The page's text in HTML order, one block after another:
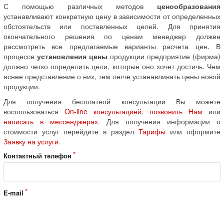
С помощью различных методов ценообразования
устанавливают конкретную цену в зависимости от определенных
обстоятельств или поставленных целей. Для принятия
окончательного решения по ценам менеджер должен
рассмотреть все предлагаемые варианты расчета цен. В
процессе установления цены продукции предприятие (фирма)
должно четко определить цели, которые оно хочет достичь. Чем
яснее представление о них, тем легче устанавливать цены новой
продукции.
Для получения бесплатной консультации Вы можете
воспользоваться On-line консультацией, позвонить Нам или
написать в мессенджерах. Для получения информации о
стоимости услуг перейдите в раздел Тарифы или оформите
Заявку на услуги.
Контактный телефон
E-mail